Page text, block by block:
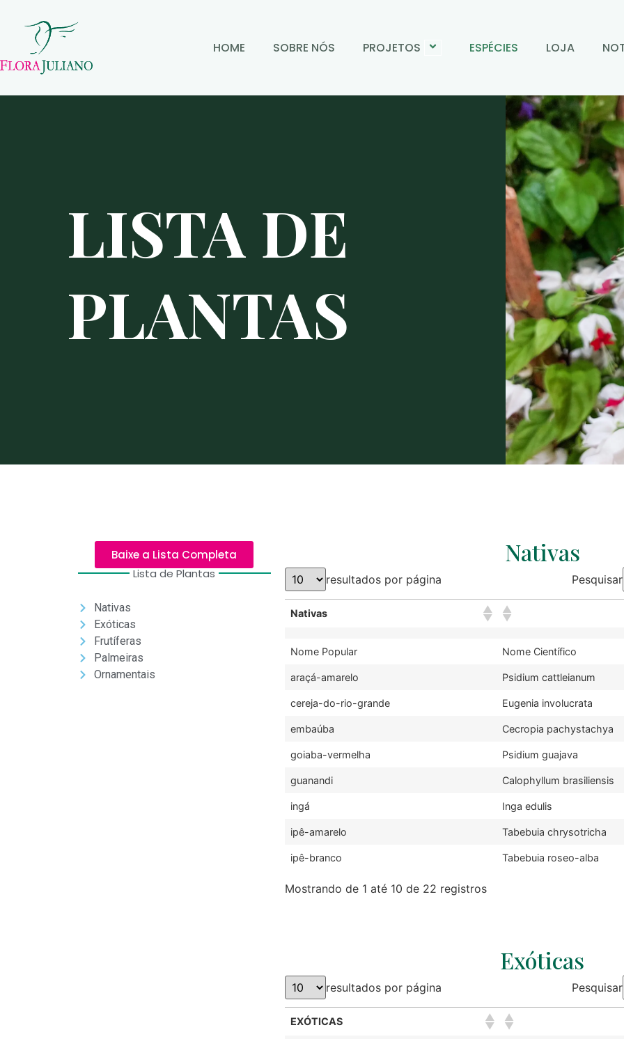
HOME SOBRE NÓS PROJETOS ESPÉCIES LOJA
LISTA DE
PLANTAS
Baixe a Lista Completa
Lista de Plantas
Nativas
Exóticas
Frutíferas
Palmeiras
Ornamentais
Nativas
resultados por página Pesquisar
Nativas
Nome Popular Nome Científico
araçá-amarelo Psidium cattleianum
cereja-do-rio-grande Eugenia involucrata
embaúba Cecropia pachystachya
goiaba-vermelha Psidium guajava
guanandi Calophyllum brasiliensis
ingá Inga edulis
ipê-amarelo Tabebuia chrysotricha
ipê-branco Tabebuia roseo-alba
Mostrando de 1 até 10 de 22 registros
Exóticas
resultados por página Pesquisar
EXÓTICAS